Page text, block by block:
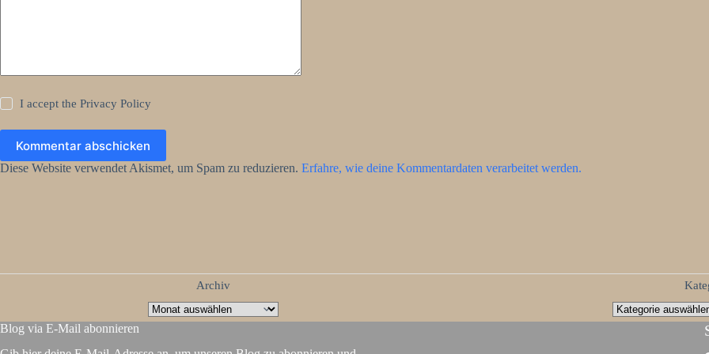
I accept thePrivacy Policy
Kommentar abschicken
Diese Website verwendet Akismet, um Spam zu reduzieren. Erfahre, wie deine Kommentardaten verarbeitet werden.
Archiv
Blog via E-Mail abonnieren